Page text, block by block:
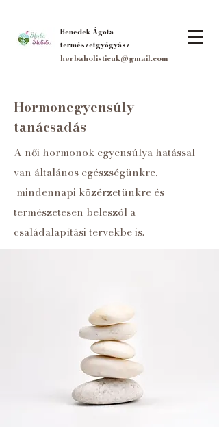
Benedek Ágota
természetgyógyász
herbaholisticuk@gmail.com
Hormonegyensúly
tanácsadás
A női hormonok egyensúlya hatással
van általános egészségünkre,
mindennapi közérzetünkre és
természetesen beleszól a
családalapítási tervekbe is.